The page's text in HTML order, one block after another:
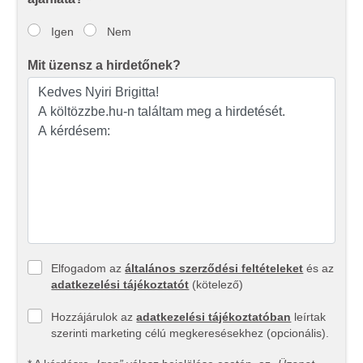
Igen Nem
Mit üzensz a hirdetőnek?
Elfogadom azáltalános szerződési feltételeket és az
adatkezelési tájékoztatót (kötelező)
Hozzájárulok azadatkezelési tájékoztatóban leírtak
szerinti marketing célú megkeresésekhez (opcionális).